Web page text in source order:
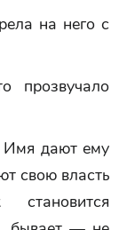
на него с
Имя дают ему
свою власть